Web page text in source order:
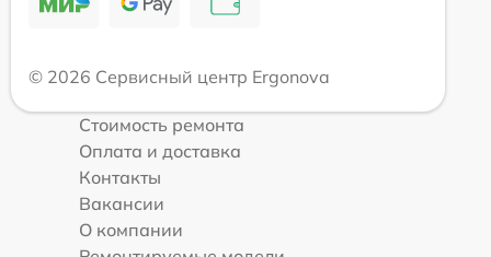
© 2026 Сервисный центр Ergonova
Стоимость ремонта
Оплата и доставка
Контакты
Вакансии
О компании